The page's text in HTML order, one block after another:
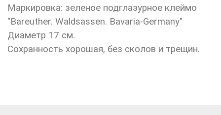
Маркировка: зеленое подглазурное клеймо
"Bareuther. Waldsassen. Bavaria-Germany"
Диаметр 17 см.
Сохранность хорошая, без сколов и трещин.